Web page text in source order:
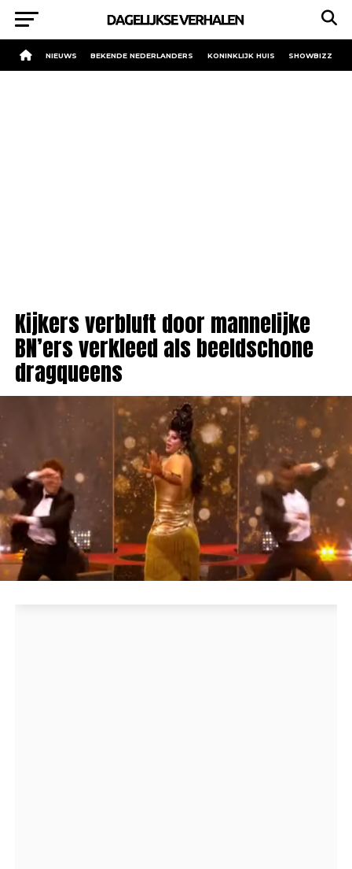
NIEUWS BEKENDE NEDERLANDERS KONINKLIJK HUIS SHOWBIZZ
Kijkers verbluft door mannelijke
BN’ers verkleed als beeldschone
dragqueens